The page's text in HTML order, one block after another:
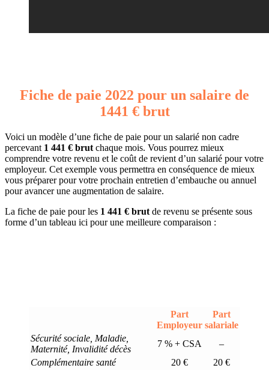
Fiche de paie 2022 pour un salaire de
1441 € brut
Voici un modèle d’une fiche de paie pour un salarié non cadre
percevant 1 441 € brut chaque mois. Vous pourrez mieux
comprendre votre revenu et le coût de revient d’un salarié pour votre
employeur. Cet exemple vous permettra en conséquence de mieux
vous préparer pour votre prochain entretien d’embauche ou annuel
pour avancer une augmentation de salaire.
La fiche de paie pour les 1 441 € brut de revenu se présente sous
forme d’un tableau ici pour une meilleure comparaison :
Part
Employeur
Part
salariale
Sécurité sociale, Maladie,
Maternité, Invalidité décès
7 % + CSA
–
Complémentaire santé
20 € 20 €